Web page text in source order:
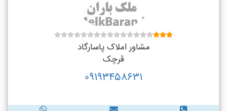
مشاور املاک پاسارگاد
قرچک
09193458631